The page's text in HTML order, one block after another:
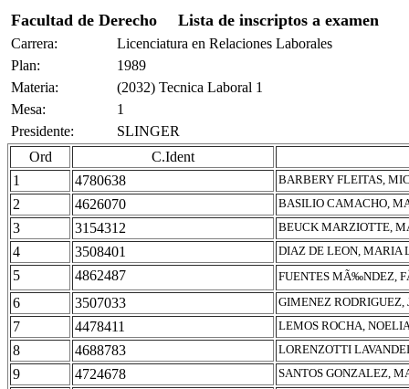
Facultad de Derecho Lista de inscriptos a examen
Carrera:
Licenciatura en Relaciones Laborales
Plan:
1989
Materia:
(2032) Tecnica Laboral 1
Mesa:
1
Presidente:
SLINGER
Ord
C.Ident
1
4780638 BARBERY FLEITAS,
2 4626070 BASILIO CAMACHO,
3 3154312 BEUCK MARZIOTTE,
4 3508401 DIAZ DE LEON, MARIA
5 4862487 FUENTES MÃ‰NDEZ,
6 3507033 GIMENEZ RODRIGUEZ,
7 4478411 LEMOS ROCHA,
8 4688783 LORENZOTTI
9 4724678 SANTOS GONZALEZ,